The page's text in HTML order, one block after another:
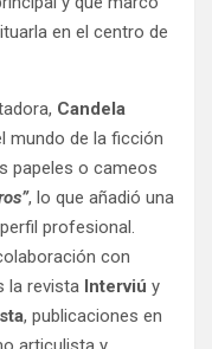
en el centro de
Candela
mundo de la ficción
papeles o cameos
, lo que añadió una
profesional.
con
la revista Interviú y
, publicaciones en